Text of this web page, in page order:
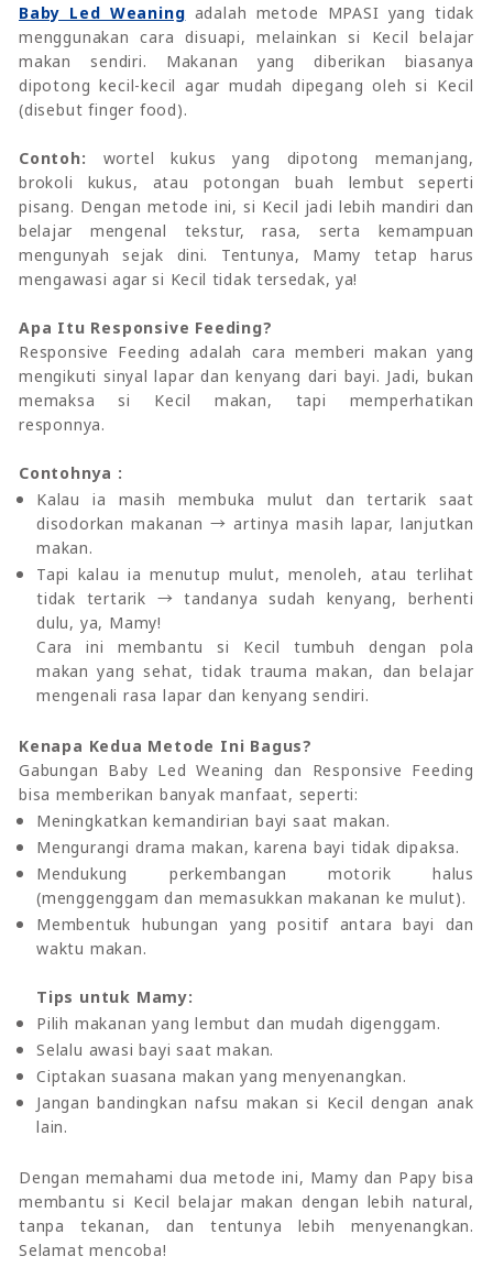
Baby Led Weaning adalah metode MPASI yang tidak
menggunakan cara disuapi, melainkan si Kecil belajar
makan sendiri. Makanan yang diberikan biasanya
dipotong kecil-kecil agar mudah dipegang oleh si Kecil
(disebut finger food).
Contoh: wortel kukus yang dipotong memanjang,
brokoli kukus, atau potongan buah lembut seperti
pisang. Dengan metode ini, si Kecil jadi lebih mandiri dan
belajar mengenal tekstur, rasa, serta kemampuan
mengunyah sejak dini. Tentunya, Mamy tetap harus
mengawasi agar si Kecil tidak tersedak, ya!
Apa Itu Responsive Feeding?
Responsive Feeding adalah cara memberi makan yang
mengikuti sinyal lapar dan kenyang dari bayi. Jadi, bukan
memaksa si Kecil makan, tapi memperhatikan
responnya.
Contohnya :
Kalau ia masih membuka mulut dan tertarik saat
disodorkan makanan → artinya masih lapar, lanjutkan
makan.
Tapi kalau ia menutup mulut, menoleh, atau terlihat
tidak tertarik → tandanya sudah kenyang, berhenti
dulu, ya, Mamy!
Cara ini membantu si Kecil tumbuh dengan pola
makan yang sehat, tidak trauma makan, dan belajar
mengenali rasa lapar dan kenyang sendiri.
Kenapa Kedua Metode Ini Bagus?
Gabungan Baby Led Weaning dan Responsive Feeding
bisa memberikan banyak manfaat, seperti:
Meningkatkan kemandirian bayi saat makan.
Mengurangi drama makan, karena bayi tidak dipaksa.
Mendukung perkembangan motorik halus
(menggenggam dan memasukkan makanan ke mulut).
Membentuk hubungan yang positif antara bayi dan
waktu makan.
Tips untuk Mamy:
Pilih makanan yang lembut dan mudah digenggam.
Selalu awasi bayi saat makan.
Ciptakan suasana makan yang menyenangkan.
Jangan bandingkan nafsu makan si Kecil dengan anak
lain.
Dengan memahami dua metode ini, Mamy dan Papy bisa
membantu si Kecil belajar makan dengan lebih natural,
tanpa tekanan, dan tentunya lebih menyenangkan.
Selamat mencoba!